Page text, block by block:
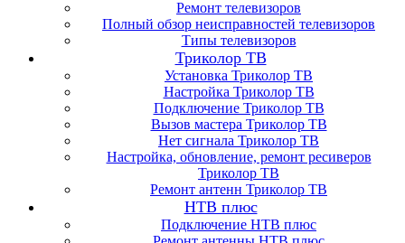
Ремонт телевизоров
Полный обзор неисправностей телевизоров
Типы телевизоров
Триколор ТВ
Установка Триколор ТВ
Настройка Триколор ТВ
Подключение Триколор ТВ
Вызов мастера Триколор ТВ
Нет сигнала Триколор ТВ
Настройка, обновление, ремонт ресиверов
Триколор ТВ
Ремонт антенн Триколор ТВ
НТВ плюс
Подключение НТВ плюс